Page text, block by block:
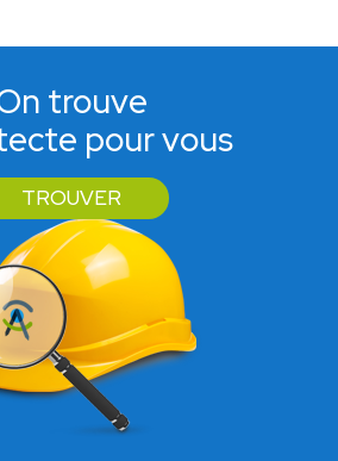
trouve
pour vous
TROUVER